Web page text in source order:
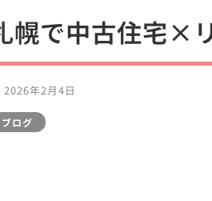
幌で中古住宅×
2026年2月4日
ブログ